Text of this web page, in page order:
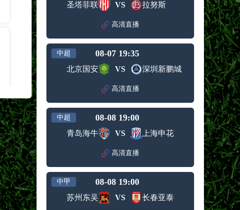
圣塔菲联 VS 拉努斯
高清直播
中超 08-07 19:35
北京国安 VS 深圳新鹏城
高清直播
中超 08-08 19:00
青岛海牛 VS 上海申花
高清直播
中甲 08-08 19:00
苏州东吴 VS 长春亚泰